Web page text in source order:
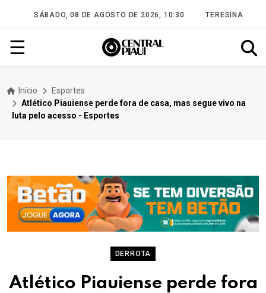
SÁBADO, 08 DE AGOSTO DE 2026, 10:30 TERESINA
☰
Início
Esportes
Atlético Piauiense perde fora de casa, mas segue vivo na
luta pelo acesso - Esportes
DERROTA
Atlético Piauiense perde fora